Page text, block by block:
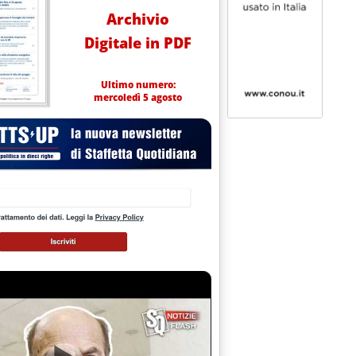
Archivio
Digitale in PDF
Ultimo numero:
mercoledì 5 agosto